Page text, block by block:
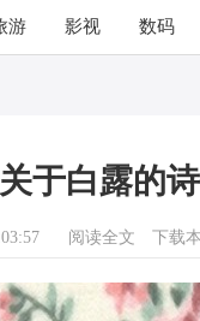
游 影视 数码
于白露的诗
阅读全文 下载